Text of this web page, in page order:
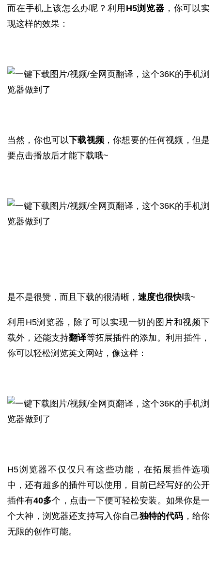
而在手机上该怎么办呢？利用 H5浏览器 ，你可以实
现这样的效果：
当然，你也可以下载视频 ，你想要的任何视频，但是
要点击播放后才能下载哦~
是不是很赞，而且下载的很清晰， 速度也很快哦~
利用H5浏览器，除了可以实现一切的图片和视频下
载外，还能支持翻译等拓展插件的添加。利用插件，
你可以轻松浏览英文网站，像这样：
H5浏览器不仅仅只有这些功能，在拓展插件选项
中，还有超多的插件可以使用，目前已经写好的公开
插件有40多个，点击一下便可轻松安装。如果你是一
个大神，浏览器还支持写入你自己独特的代码 ，给你
无限的创作可能。